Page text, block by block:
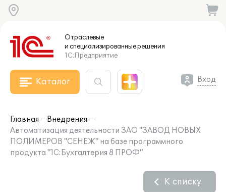
Отраслевые
и специализированныерешения
1С:Предприятие
Каталог Вход
Главная
Внедрения
Автоматизация деятельности ЗАО "ЗАВОД НОВЫХ
ПОЛИМЕРОВ "СЕНЕЖ" на базе программного
продукта "1С:Бухгалтерия 8 ПРОФ"
К списку